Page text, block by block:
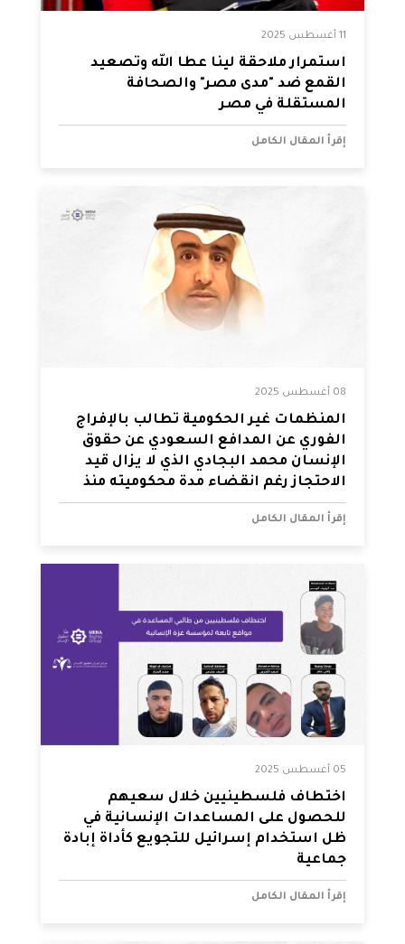
11 أغسطس 2025
استمرار ملاحقة لينا عطا الله وتصعيد
القمع ضد "مدى مصر" والصحافة
المستقلة في مصر
إقرأ المقال الكامل
08 أغسطس 2025
المنظمات غير الحكومية تطالب بالإفراج
الفوري عن المدافع السعودي عن حقوق
الإنسان محمد البجادي الذي لا يزال قيد
الاحتجاز رغم انقضاء مدة محكوميته منذ
عامين
إقرأ المقال الكامل
05 أغسطس 2025
اختطاف فلسطينيين خلال سعيهم
للحصول على المساعدات الإنسانية في
ظل استخدام إسرائيل للتجويع كأداة إبادة
جماعية
إقرأ المقال الكامل